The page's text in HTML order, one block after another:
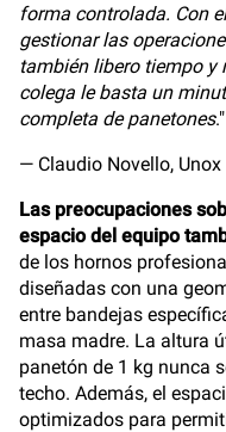
forma controlada. Con
gestionar las
también libero tiempo y
colega le basta un
completa de panetones."
— Claudio Novello,
Las preocupaciones
espacio del equipo
de los hornos
diseñadas con una
entre bandejas
masa madre. La altura
panetón de 1 kg nunca
techo. Además, el
optimizados para